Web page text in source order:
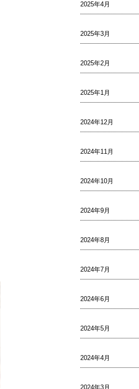
2025年4月
2025年3月
2025年2月
2025年1月
2024年12月
2024年11月
2024年10月
2024年9月
2024年8月
2024年7月
2024年6月
2024年5月
2024年4月
2024年3月